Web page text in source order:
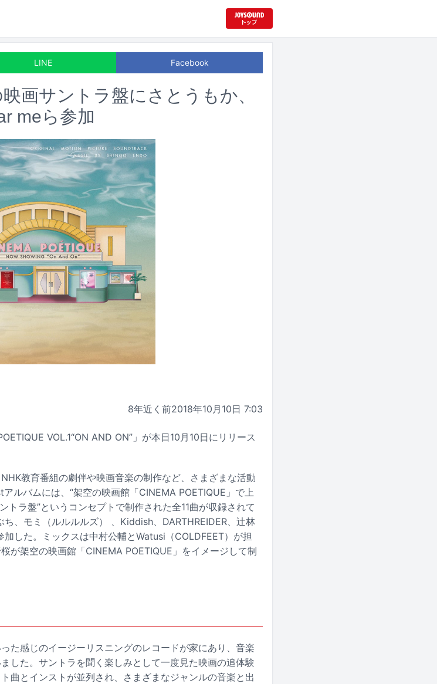
LINE Facebook
画サントラ盤にさとうもか、
meら参加
8年近く前2018年10月10日 7:03
VOL.1“ON AND ON”」が本日10月10日にリリース
教育番組の劇伴や映画音楽の制作など、さまざまな活動
ルバムには、“架空の映画館「CINEMA POETIQUE」で上
ラ盤”というコンセプトで制作された全11曲が収録されて
、モミ（ルルルルズ） 、Kiddish、DARTHREIDER、辻林
した。ミックスは中村公輔とWatusi（COLDFEET）が担
が架空の映画館「CINEMA POETIQUE」をイメージして制
た感じのイージーリスニングのレコードが家にあり、音楽
した。サントラを聞く楽しみとして一度見た映画の追体験
曲とインストが並列され、さまざまなジャンルの音楽と出